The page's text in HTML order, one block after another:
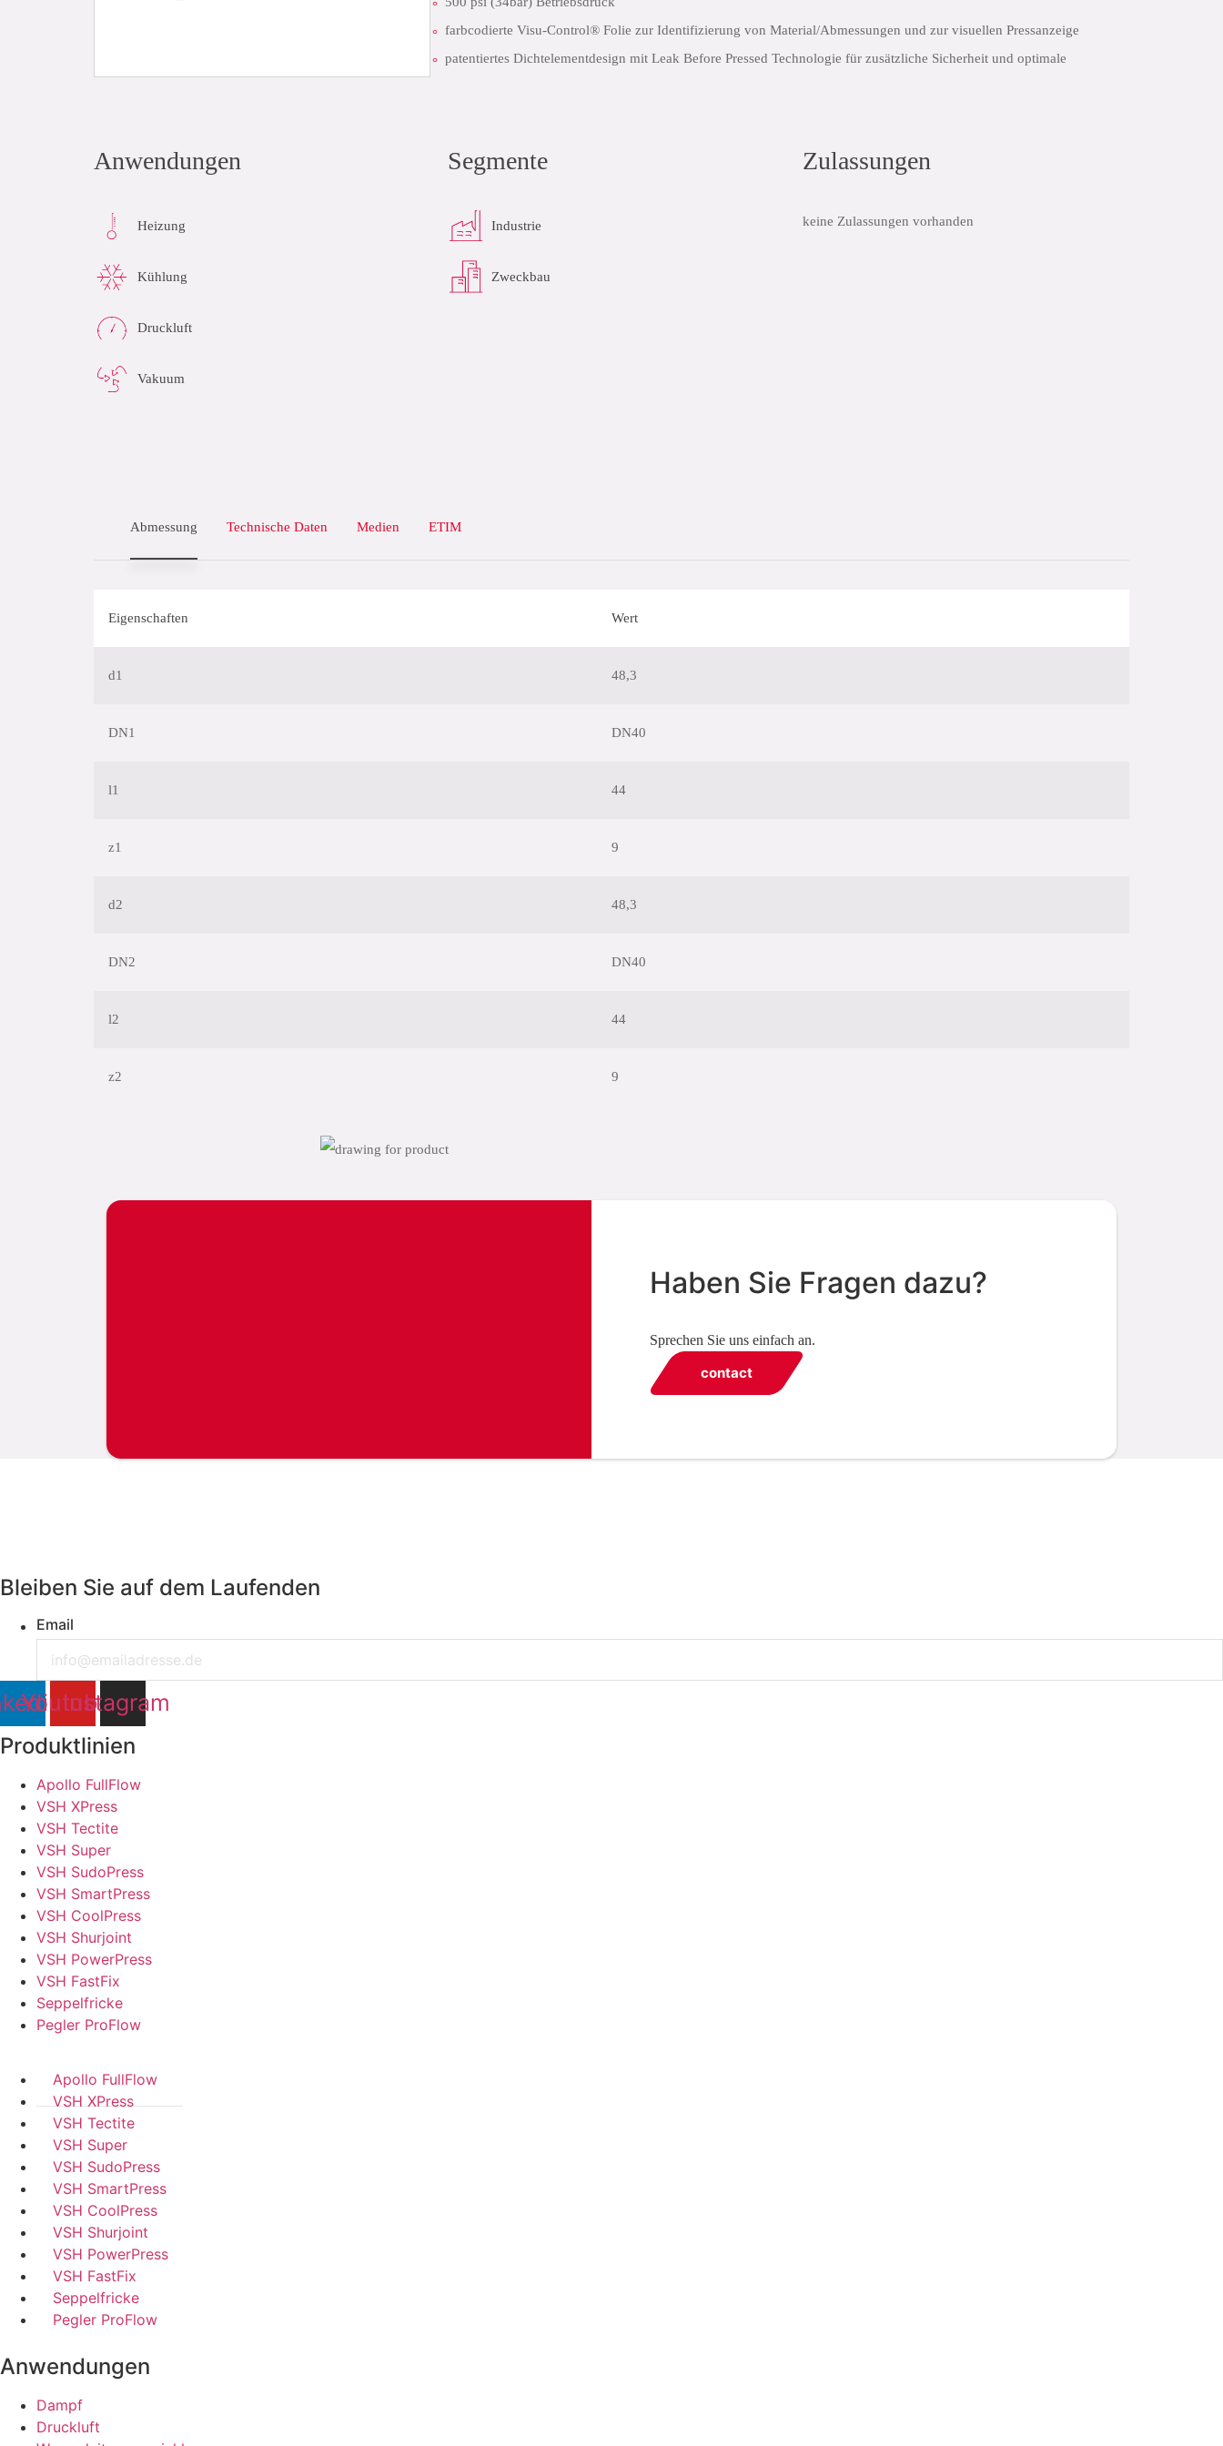
farbcodierte Visu-Control® Folie zur Identifizierung von Material/Abmessungen und zur visuellen Pressanzeige
patentiertes Dichtelementdesign mit Leak Before Pressed Technologie für zusätzliche Sicherheit und optimale
Anwendungen
Heizung
Kühlung
Druckluft
Vakuum
Segmente
Industrie
Zweckbau
Zulassungen
keine Zulassungen vorhanden
Abmessung Technische Daten Medien ETIM
Eigenschaften Wert
d1 48,3
DN1 DN40
l1 44
z1 9
d2 48,3
DN2 DN40
l2 44
z2 9
Haben Sie Fragen dazu?
Sprechen Sie uns einfach an.
contact
Bleiben Sie auf dem Laufenden
Email
Youtube
Instagram
Produktlinien
Apollo FullFlow
VSH XPress
VSH Tectite
VSH Super
VSH SudoPress
VSH SmartPress
VSH CoolPress
VSH Shurjoint
VSH PowerPress
VSH FastFix
Seppelfricke
Pegler ProFlow
Apollo FullFlow
VSH XPress
VSH Tectite
VSH Super
VSH SudoPress
VSH SmartPress
VSH CoolPress
VSH Shurjoint
VSH PowerPress
VSH FastFix
Seppelfricke
Pegler ProFlow
Anwendungen
Dampf
Druckluft